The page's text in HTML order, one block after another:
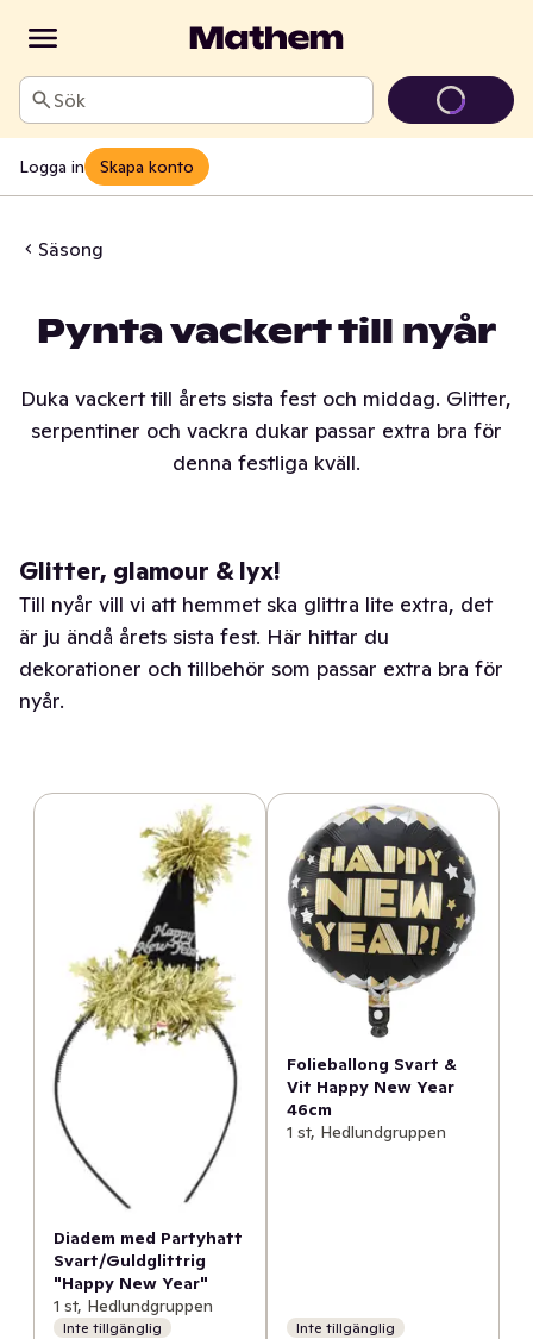
Sök
Logga in Skapa konto
Säsong
Pynta vackert till nyår
Duka vackert till årets sista fest och middag. Glitter,
serpentiner och vackra dukar passar extra bra för
denna festliga kväll.
Glitter, glamour & lyx!
Till nyår vill vi att hemmet ska glittra lite extra, det
är ju ändå årets sista fest. Här hittar du
dekorationer och tillbehör som passar extra bra för
nyår.
Diadem med Partyhatt
Svart/Guldglittrig
"Happy New Year"
1 st, Hedlundgruppen
Inte tillgänglig
Folieballong Svart &
Vit Happy New Year
46cm
1 st, Hedlundgruppen
Inte tillgänglig